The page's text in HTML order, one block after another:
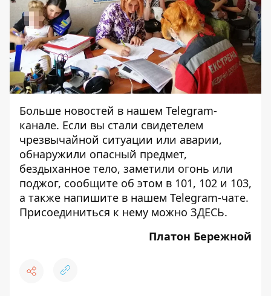
Больше новостей в нашем Telegram-
канале. Если вы стали свидетелем
чрезвычайной ситуации или аварии,
обнаружили опасный предмет,
бездыханное тело, заметили огонь или
поджог, сообщите об этом в 101, 102 и 103,
а также напишите в нашем Telegram-чате.
Присоединиться к нему можно ЗДЕСЬ.
Платон Бережной